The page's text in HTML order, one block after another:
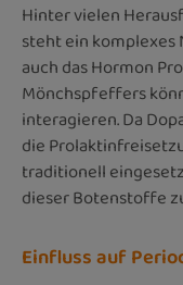
Hinter vielen
steht ein
auch das Hormon
Mönchspfeffers
interagieren. Da
die
traditionell
dieser Botenstoffe
Einfluss auf